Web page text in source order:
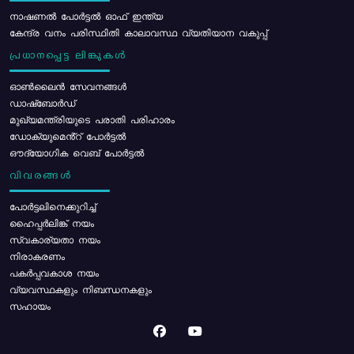
നാഷണൽ പോർട്ടൽ ഓഫ് ഇന്ത്യ
കേന്ദ്ര വനം പരിസ്ഥിതി കാലാവസ്ഥ വ്യതിയാന വകുപ്പ്
പ്രധാനപ്പെട്ട ലിങ്കുകൾ
ഓൺലൈൻ സേവനങ്ങൾ
ഡാഷ്ബോർഡ്
മുഖ്യമന്ത്രിയുടെ പരാതി പരിഹാരം
ഡോക്യുമെൻ്റ് പോർട്ടൽ
ഔദ്യോഗിക വെബ് പോർട്ടൽ
വിവരങ്ങൾ
പോര്‍ട്ടലിനെക്കുറിച്ച്
ഹൈപ്പർലിങ്ക് നയം
സ്വകാര്യതാ നയം
നിരാകരണം
പകർപ്പവകാശ നയം
വ്യവസ്ഥകളും നിബന്ധനകളും
സഹായം